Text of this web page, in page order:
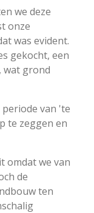
we deze
onze
was evident.
gekocht, een
wat grond
van 'te
te zeggen en
omdat we van
de
ten